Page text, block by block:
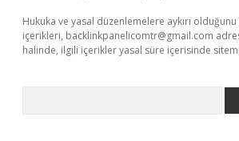
Hukuka ve yasal düzenlemelere aykırı
içerikleri, backlinkpanelicomtr@gmail.com
halinde, ilgili içerikler yasal süre içerisinde